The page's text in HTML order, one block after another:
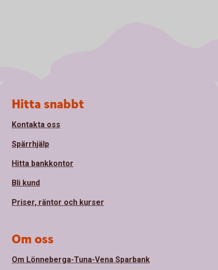
Sidfot
Hitta snabbt
Kontakta oss
Spärrhjälp
Hitta bankkontor
Bli kund
Priser, räntor och kurser
Om oss
Om Lönneberga-Tuna-Vena Sparbank